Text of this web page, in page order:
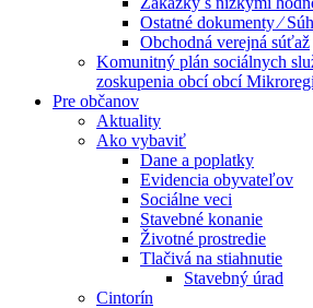
Ostatné dokumenty ⁄
Obchodná verejná súťaž
Komunitný plán sociálnych
zoskupenia obcí obcí
Pre občanov
Aktuality
Ako vybaviť
Dane a poplatky
Evidencia obyvateľov
Sociálne veci
Stavebné konanie
Životné prostredie
Tlačivá na stiahnutie
Stavebný úrad
Cintorín